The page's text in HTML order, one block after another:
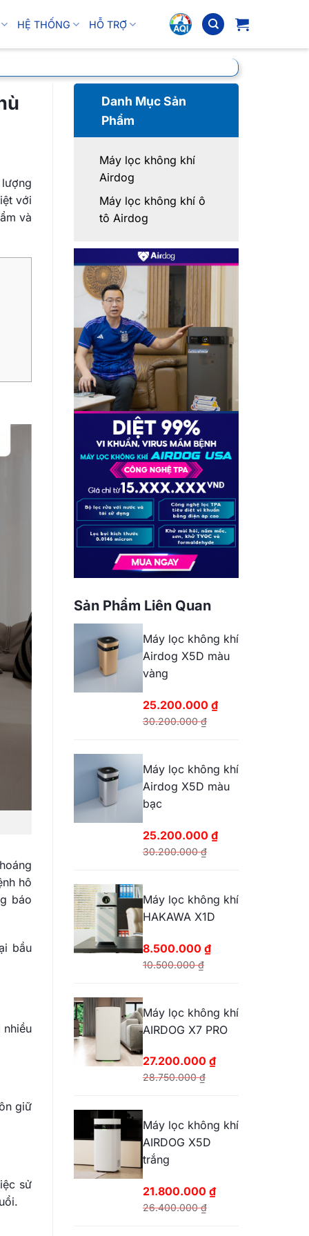
HỆ THỐNG HỖ TRỢ
với
và
hô
báo
bầu
giữ
sử
Danh Mục Sản
Phẩm
Máy lọc không khí
Airdog
Máy lọc không khí ô
tô Airdog
Sản Phẩm Liên Quan
Máy lọc không khí
Airdog X5D màu
vàng
30.200.000₫
gốc
là:
30.200.000 ₫.
25.200.000 ₫
hiện
tại
là:
25.200.000 ₫.
Máy lọc không khí
Airdog X5D màu
bạc
30.200.000₫
gốc
là:
30.200.000 ₫.
25.200.000 ₫
hiện
tại
là:
25.200.000 ₫.
Máy lọc không khí
HAKAWA X1D
10.500.000₫
gốc
là:
10.500.000 ₫.
8.500.000 ₫
hiện
tại
là:
8.500.000 ₫.
Máy lọc không khí
AIRDOG X7 PRO
28.750.000₫
gốc
là:
28.750.000 ₫.
27.200.000 ₫
hiện
tại
là:
27.200.000 ₫.
Máy lọc không khí
AIRDOG X5D
trắng
26.400.000₫
21.800.000 ₫